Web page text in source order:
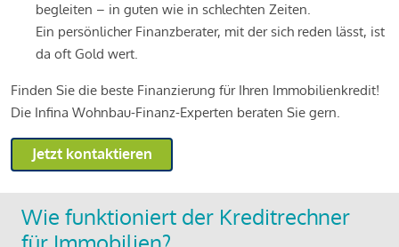
begleiten – in guten wie in schlechten Zeiten.
Ein persönlicher Finanzberater, mit der sich reden lässt, ist
da oft Gold wert.
Finden Sie die beste Finanzierung für Ihren Immobilienkredit!
Die Infina Wohnbau-Finanz-Experten beraten Sie gern.
Jetzt kontaktieren
Wie funktioniert der Kreditrechner